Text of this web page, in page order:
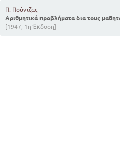
Π. Πούντζας
Αριθμητικά προβλήματα δια τους
[1947, 1η Έκδοση]